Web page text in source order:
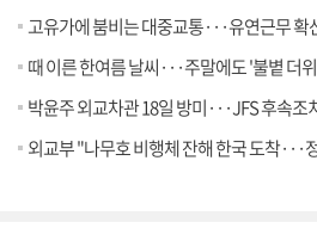
고유가에 붐비는 대중교통···유연근무 확
때 이른 한여름 날씨···주말에도 '불볕 더
박윤주 외교차관 18일 방미···JFS 후속조
외교부 "나무호 비행체 잔해 한국 도착···